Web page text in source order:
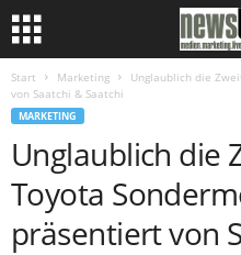
Start Marketing
Unglaublich die
von Saatchi & Saatchi
MARKETING
Unglaublich die
Toyota
präsentiert von